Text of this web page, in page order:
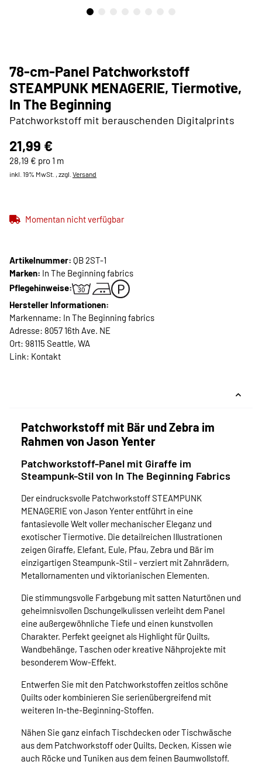
78-cm-Panel Patchworkstoff
STEAMPUNK MENAGERIE, Tiermotive,
In The Beginning
Patchworkstoff mit berauschenden Digitalprints
21,99 €
28,19 € pro 1 m
inkl. 19% MwSt. , zzgl. Versand
Momentan nicht verfügbar
Artikelnummer: QB 2ST-1
Marken: In The Beginning fabrics
Pflegehinweise:
Hersteller Informationen:
Markenname: In The Beginning fabrics
Adresse: 8057 16th Ave. NE
Ort: 98115 Seattle, WA
Link: Kontakt
Patchworkstoff mit Bär und Zebra im
Rahmen von Jason Yenter
Patchworkstoff-Panel mit Giraffe im
Steampunk-Stil von In The Beginning Fabrics
Der eindrucksvolle Patchworkstoff STEAMPUNK
MENAGERIE von Jason Yenter entführt in eine
fantasievolle Welt voller mechanischer Eleganz und
exotischer Tiermotive. Die detailreichen Illustrationen
zeigen Giraffe, Elefant, Eule, Pfau, Zebra und Bär im
einzigartigen Steampunk-Stil – verziert mit Zahnrädern,
Metallornamenten und viktorianischen Elementen.
Die stimmungsvolle Farbgebung mit satten Naturtönen und
geheimnisvollen Dschungelkulissen verleiht dem Panel
eine außergewöhnliche Tiefe und einen kunstvollen
Charakter. Perfekt geeignet als Highlight für Quilts,
Wandbehänge, Taschen oder kreative Nähprojekte mit
besonderem Wow-Effekt.
Entwerfen Sie mit den Patchworkstoffen zeitlos schöne
Quilts oder kombinieren Sie serienübergreifend mit
weiteren In-the-Beginning-Stoffen.
Nähen Sie ganz einfach Tischdecken oder Tischwäsche
aus dem Patchworkstoff oder Quilts, Decken, Kissen wie
auch Röcke und Tuniken aus dem feinen Baumwollstoff.